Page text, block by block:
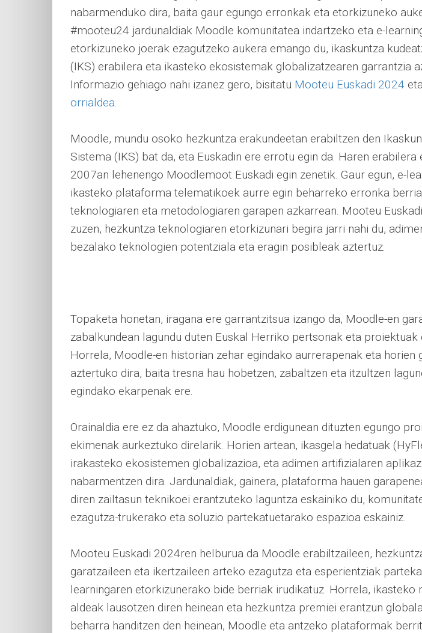
nabarmenduko dira, baita gaur egungo erronkak eta etorkizuneko
#mooteu24 jardunaldiak Moodle komunitatea indartzeko eta e-
etorkizuneko joerak ezagutzeko aukera emango du, ikaskuntza
(IKS) erabilera eta ikasteko ekosistemak globalizatzearen garrantzia
Informazio gehiago nahi izanez gero, bisitatu Mooteu Euskadi 2024
orrialdea.
Moodle, mundu osoko hezkuntza erakundeetan erabiltzen den
Sistema (IKS) bat da, eta Euskadin ere errotu egin da. Haren erabilera
2007an lehenengo Moodlemoot Euskadi egin zenetik. Gaur egun, e-
ikasteko plataforma telematikoek aurre egin beharreko erronka
teknologiaren eta metodologiaren garapen azkarrean. Mooteu
zuzen, hezkuntza teknologiaren etorkizunari begira jarri nahi du,
bezalako teknologien potentziala eta eragin posibleak aztertuz.
Topaketa honetan, iragana ere garrantzitsua izango da, Moodle-en
zabalkundean lagundu duten Euskal Herriko pertsonak eta proiektuak
Horrela, Moodle-en historian zehar egindako aurrerapenak eta horien
aztertuko dira, baita tresna hau hobetzen, zabaltzen eta itzultzen
egindako ekarpenak ere.
Orainaldia ere ez da ahaztuko, Moodle erdigunean dituzten egungo
ekimenak aurkeztuko direlarik. Horien artean, ikasgela hedatuak
irakasteko ekosistemen globalizazioa, eta adimen artifizialaren
nabarmentzen dira. Jardunaldiak, gainera, plataforma hauen
diren zailtasun teknikoei erantzuteko laguntza eskainiko du,
ezagutza-trukerako eta soluzio partekatuetarako espazioa eskainiz.
Mooteu Euskadi 2024ren helburua da Moodle erabiltzaileen,
garatzaileen eta ikertzaileen arteko ezagutza eta esperientziak
learningaren etorkizunerako bide berriak irudikatuz. Horrela, ikasteko
aldeak lausotzen diren heinean eta hezkuntza premiei erantzun
beharra handitzen den heinean, Moodle eta antzeko plataformak